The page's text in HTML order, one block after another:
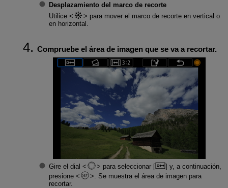
Desplazamiento del marco de recorte
Utilice
para mover el marco de recorte en vertical o
en horizontal.
Compruebe el área de imagen que se va a recortar.
Gire el dial para seleccionar [
] y, a continuación,
presione
. Se muestra el área de imagen para
recortar.